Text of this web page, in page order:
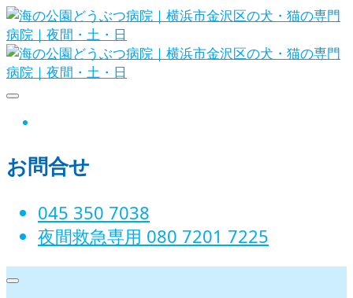
Skip
to
content
日
お問合せ
045 350 7038‬
夜間救急専用 080 7201 7225‬